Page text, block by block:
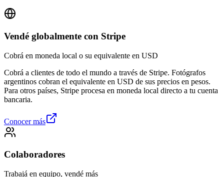
Vendé globalmente con Stripe
Cobrá en moneda local o su equivalente en USD
Cobrá a clientes de todo el mundo a través de Stripe. Fotógrafos
argentinos cobran el equivalente en USD de sus precios en pesos.
Para otros países, Stripe procesa en moneda local directo a tu cuenta
bancaria.
Conocer más
Colaboradores
Trabajá en equipo, vendé más